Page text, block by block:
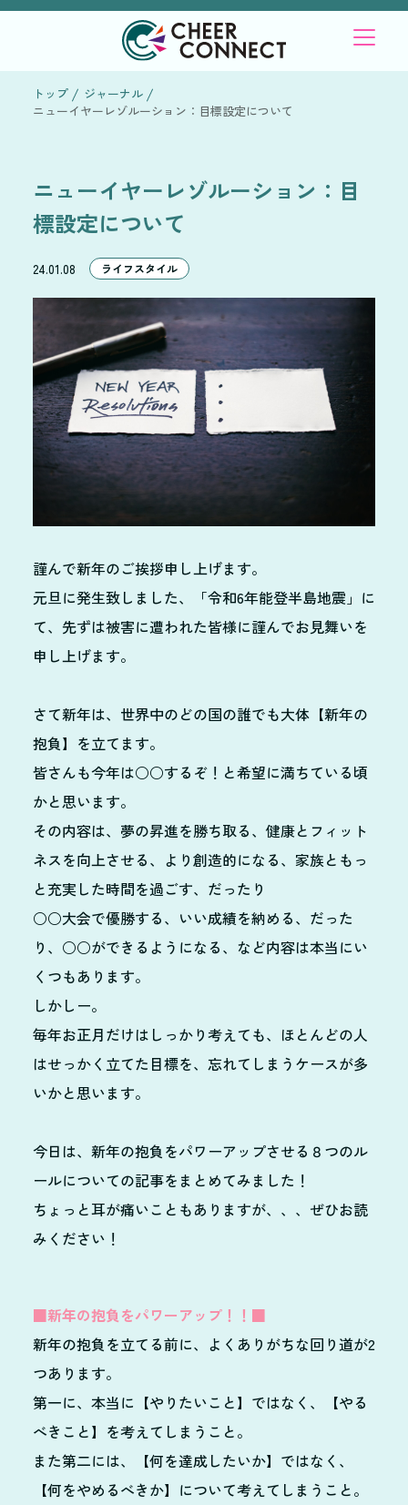
トップ
ジャーナル
ニューイヤーレゾルーション：目標設定について
ニューイヤーレゾルーション：目
標設定について
24.01.08 ライフスタイル
謹んで新年のご挨拶申し上げます。
元旦に発生致しました、「令和6年能登半島地震」に
て、先ずは被害に遭われた皆様に謹んでお見舞いを
申し上げます。
さて新年は、世界中のどの国の誰でも大体【新年の
抱負】を立てます。
皆さんも今年は○○するぞ！と希望に満ちている頃
かと思います。
その内容は、夢の昇進を勝ち取る、健康とフィット
ネスを向上させる、より創造的になる、家族ともっ
と充実した時間を過ごす、だったり
○○大会で優勝する、いい成績を納める、だった
り、○○ができるようになる、など内容は本当にい
くつもあります。
しかしー。
毎年お正月だけはしっかり考えても、ほとんどの人
はせっかく立てた目標を、忘れてしまうケースが多
いかと思います。
今日は、新年の抱負をパワーアップさせる８つのル
ールについての記事をまとめてみました！
ちょっと耳が痛いこともありますが、、、ぜひお読
みください！
■新年の抱負をパワーアップ！！■
新年の抱負を立てる前に、よくありがちな回り道が2
つあります。
第一に、本当に【やりたいこと】ではなく、【やる
べきこと】を考えてしまうこと。
また第二には、【何を達成したいか】ではなく、
【何をやめるべきか】について考えてしまうこと。